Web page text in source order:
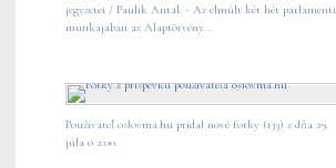
jegyzetei / Paulik Antal: - Az elmúlt két hét parlamenti
munkájában az Alaptörvény...
Používateľ oslovma.hu pridal nové fotky (133) z dňa 29.
júla o 2:00.